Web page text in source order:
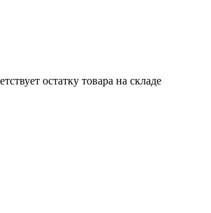
остатку товара на складе